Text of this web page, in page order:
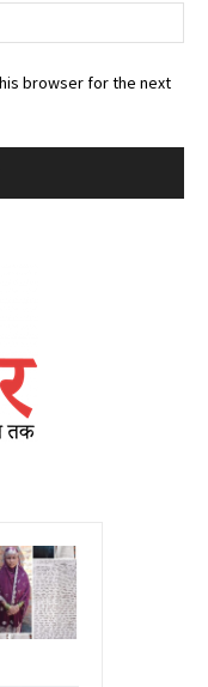
browser for the next